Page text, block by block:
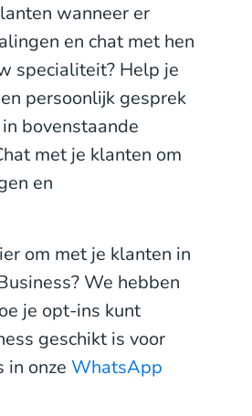
wanneer er
en chat met hen
specialiteit? Help je
persoonlijk gesprek
bovenstaande
met je klanten om
en
om met je klanten in
We hebben
je opt-ins kunt
geschikt is voor
in onze WhatsApp